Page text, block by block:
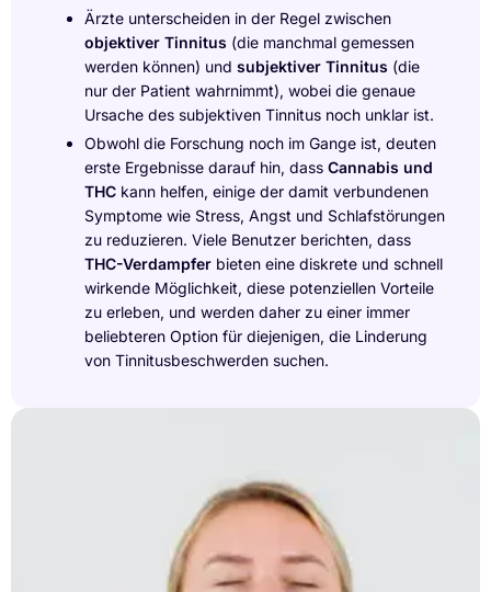
Ärzte unterscheiden in der Regel zwischen
objektiver Tinnitus (die manchmal gemessen
werden können) und subjektiver Tinnitus (die
nur der Patient wahrnimmt), wobei die genaue
Ursache des subjektiven Tinnitus noch unklar ist.
Obwohl die Forschung noch im Gange ist, deuten
erste Ergebnisse darauf hin, dass Cannabis und
THC kann helfen, einige der damit verbundenen
Symptome wie Stress, Angst und Schlafstörungen
zu reduzieren. Viele Benutzer berichten, dass
THC-Verdampfer bieten eine diskrete und schnell
wirkende Möglichkeit, diese potenziellen Vorteile
zu erleben, und werden daher zu einer immer
beliebteren Option für diejenigen, die Linderung
von Tinnitusbeschwerden suchen.